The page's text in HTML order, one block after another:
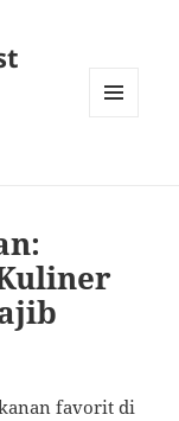
favorit di